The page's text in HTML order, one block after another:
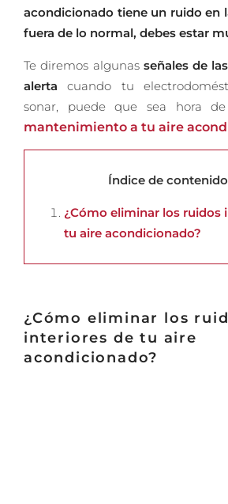
acondicionado tiene un ruido en
fuera de lo normal, debes estar
Te diremos algunas señales de
alerta cuando tu
sonar, puede que sea hora de
mantenimiento a tu aire
Índice de
¿Cómo eliminar los ruidos
tu aire acondicionado?
¿Cómo eliminar los
interiores de tu aire
acondicionado?